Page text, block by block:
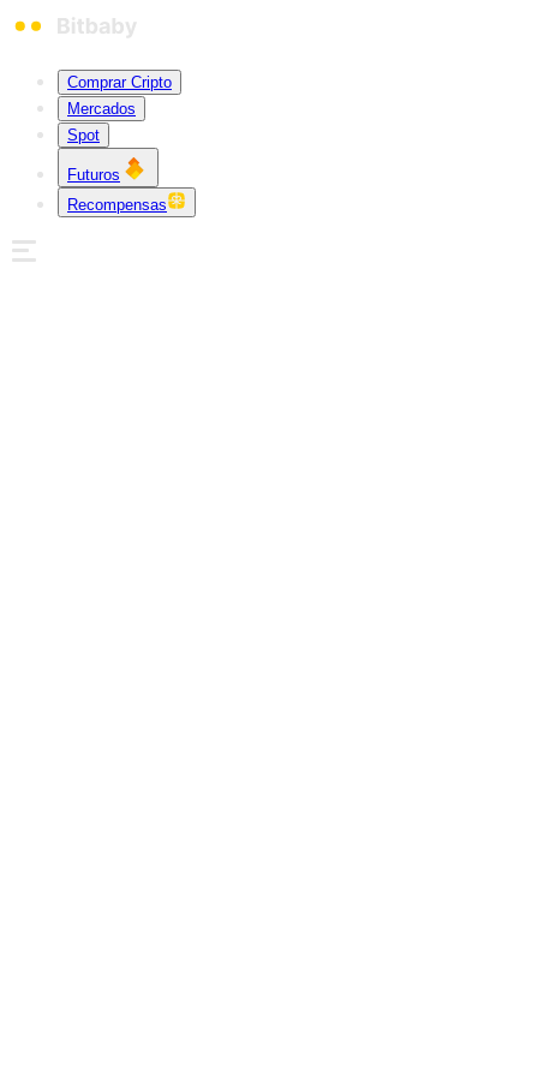
Comprar Cripto
Mercados
Spot
Futuros
Recompensas